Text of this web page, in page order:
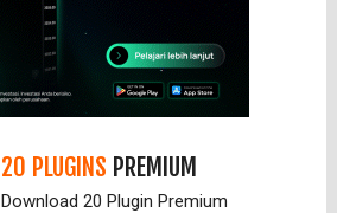
20 PLUGINS PREMIUM
Download 20 Plugin Premium